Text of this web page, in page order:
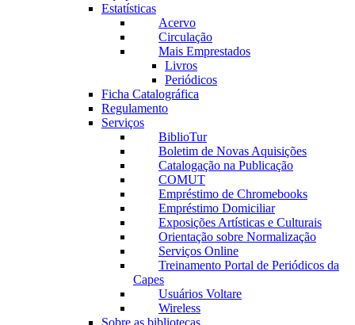
Estatísticas
Acervo
Circulação
Mais Emprestados
Livros
Periódicos
Ficha Catalográfica
Regulamento
Serviços
BiblioTur
Boletim de Novas Aquisições
Catalogação na Publicação
COMUT
Empréstimo de Chromebooks
Empréstimo Domiciliar
Exposições Artísticas e Culturais
Orientação sobre Normalização
Serviços Online
Treinamento Portal de Periódicos da
Capes
Usuários Voltare
Wireless